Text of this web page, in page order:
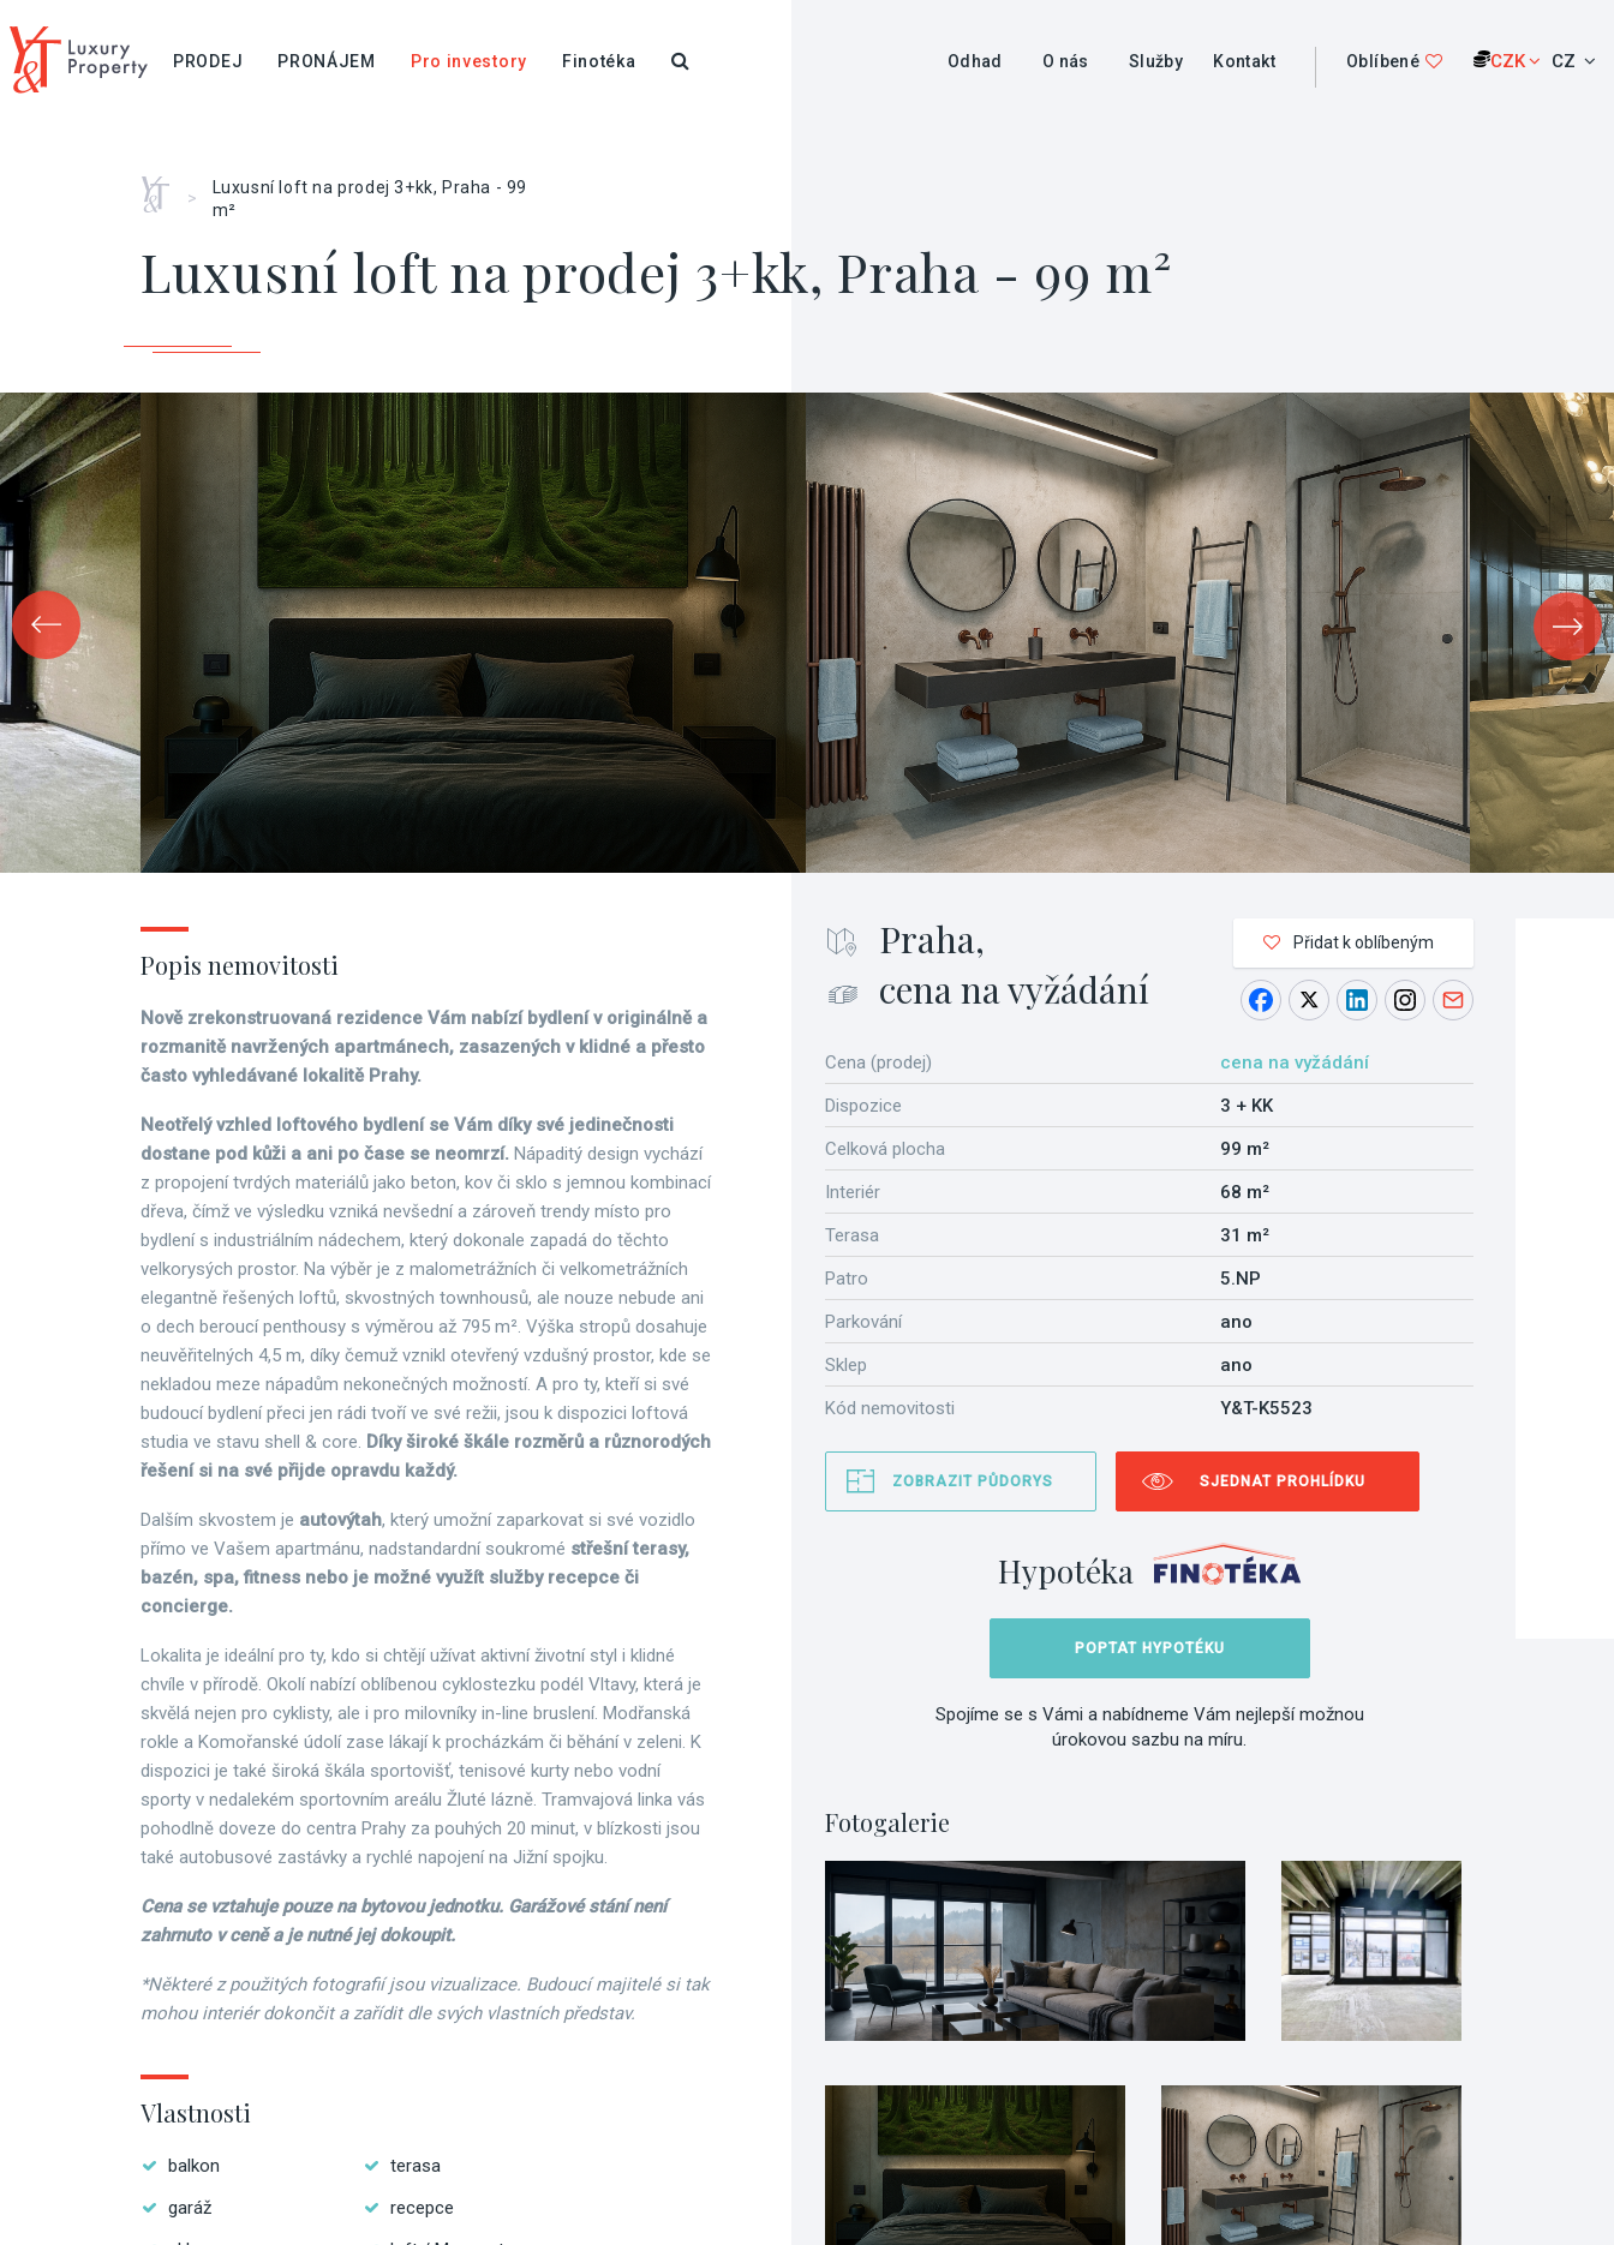
PRODEJ PRONÁJEM Pro investory Finotéka Odhad O nás Služby Kontakt Oblíbené CZK CZ
Home
>
Luxusní loft na prodej 3+kk, Praha - 99
m²
Luxusní loft na prodej 3+kk, Praha - 99 m²
Praha,
cena na vyžádání
Přidat k oblíbeným
Cena (prodej)
cena na vyžádání
Dispozice
3 + KK
Celková plocha
99 m²
Interiér
68 m²
Terasa
31 m²
Patro
5.NP
Parkování
ano
Sklep
ano
Kód nemovitosti
Y&T-K5523
ZOBRAZIT PŮDORYS SJEDNAT PROHLÍDKU
Hypotéka
POPTAT HYPOTÉKU
Spojíme se s Vámi a nabídneme Vám nejlepší možnou
úrokovou sazbu na míru.
Fotogalerie
Popis nemovitosti
Nově zrekonstruovaná rezidence Vám nabízí bydlení v originálně a
rozmanitě navržených apartmánech, zasazených v klidné a přesto
často vyhledávané lokalitě Prahy.
Neotřelý vzhled loftového bydlení se Vám díky své jedinečnosti
dostane pod kůži a ani po čase se neomrzí. Nápaditý design vychází
z propojení tvrdých materiálů jako beton, kov či sklo s jemnou kombinací
dřeva, čímž ve výsledku vzniká nevšední a zároveň trendy místo pro
bydlení s industriálním nádechem, který dokonale zapadá do těchto
velkorysých prostor. Na výběr je z malometrážních či velkometrážních
elegantně řešených loftů, skvostných townhousů, ale nouze nebude ani
o dech beroucí penthousy s výměrou až 795 m². Výška stropů dosahuje
neuvěřitelných 4,5 m, díky čemuž vznikl otevřený vzdušný prostor, kde se
nekladou meze nápadům nekonečných možností. A pro ty, kteří si své
budoucí bydlení přeci jen rádi tvoří ve své režii, jsou k dispozici loftová
studia ve stavu shell & core. Díky široké škále rozměrů a různorodých
řešení si na své přijde opravdu každý.
Dalším skvostem je autovýtah, který umožní zaparkovat si své vozidlo
přímo ve Vašem apartmánu, nadstandardní soukromé střešní terasy,
bazén, spa, fitness nebo je možné využít služby recepce či
concierge.
Lokalita je ideální pro ty, kdo si chtějí užívat aktivní životní styl i klidné
chvíle v přírodě. Okolí nabízí oblíbenou cyklostezku podél Vltavy, která je
skvělá nejen pro cyklisty, ale i pro milovníky in-line bruslení. Modřanská
rokle a Komořanské údolí zase lákají k procházkám či běhání v zeleni. K
dispozici je také široká škála sportovišť, tenisové kurty nebo vodní
sporty v nedalekém sportovním areálu Žluté lázně. Tramvajová linka vás
pohodlně doveze do centra Prahy za pouhých 20 minut, v blízkosti jsou
také autobusové zastávky a rychlé napojení na Jižní spojku.
Cena se vztahuje pouze na bytovou jednotku. Garážové stání není
zahrnuto v ceně a je nutné jej dokoupit.
*Některé z použitých fotografií jsou vizualizace. Budoucí majitelé si tak
mohou interiér dokončit a zařídit dle svých vlastních představ.
Vlastnosti
balkon
terasa
garáž
recepce